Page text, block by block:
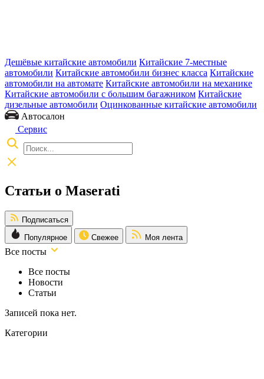
Дешёвые китайские автомобили Китайские 7-местные
автомобили Китайские автомобили бизнес класса Китайские
автомобили на автомате Китайские автомобили на механике
Китайские автомобили с большим багажником Китайские
дизельные автомобили Оцинкованные китайские автомобили
Автосалон
Сервис
Статьи о Maserati
Подписаться
Популярное
Свежее Моя лента
Все посты
Все посты
Новости
Статьи
Записей пока нет.
Категории